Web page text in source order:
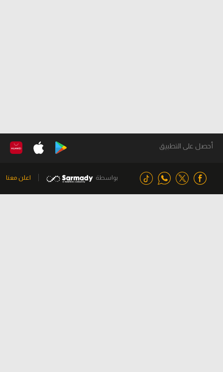
أحصل على التطبيق
بواسطة اعلن معنا